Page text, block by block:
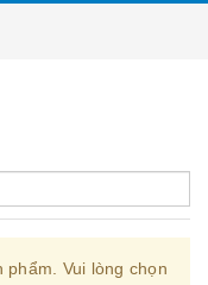
phẩm. Vui lòng chọn